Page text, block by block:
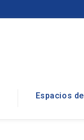
Espacios